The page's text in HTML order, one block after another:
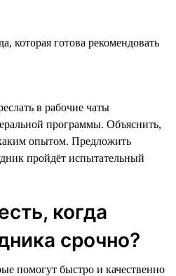
которая готова рекомендовать
в рабочие чаты
программы. Объяснить,
опытом. Предложить
пройдёт испытательный
когда
срочно?
помогут быстро и качественно